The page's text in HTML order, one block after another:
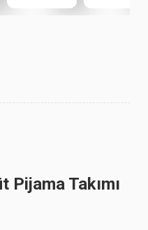
Pijama Takımı